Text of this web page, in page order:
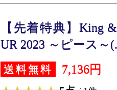
【先着特典】King
UR 2023 ～ピース～
送料無料 7,136円